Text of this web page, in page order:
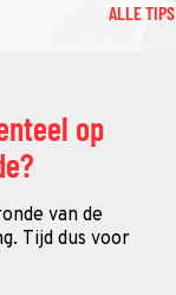
ALLE TIPS
op
van de
Tijd dus voor